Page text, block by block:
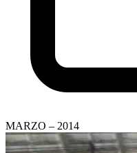
MARZO – 2014